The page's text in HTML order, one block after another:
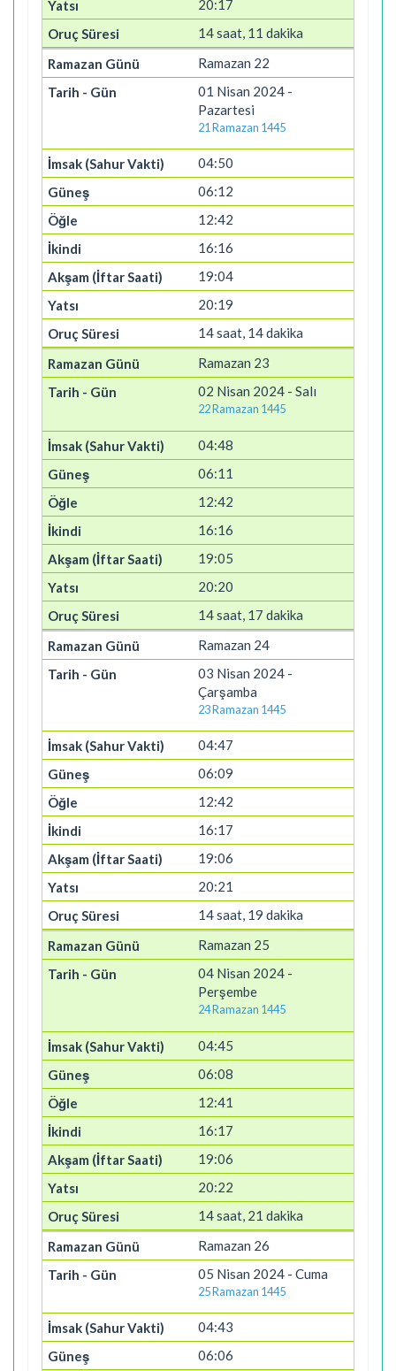
20:17
14 saat, 11 dakika
Ramazan 22
01 Nisan 2024 -
Pazartesi
21 Ramazan 1445
04:50
06:12
12:42
16:16
19:04
20:19
14 saat, 14 dakika
Ramazan 23
02 Nisan 2024 - Salı
22 Ramazan 1445
04:48
06:11
12:42
16:16
19:05
20:20
14 saat, 17 dakika
Ramazan 24
03 Nisan 2024 -
Çarşamba
23 Ramazan 1445
04:47
06:09
12:42
16:17
19:06
20:21
14 saat, 19 dakika
Ramazan 25
04 Nisan 2024 -
Perşembe
24 Ramazan 1445
04:45
06:08
12:41
16:17
19:06
20:22
14 saat, 21 dakika
Ramazan 26
05 Nisan 2024 - Cuma
25 Ramazan 1445
04:43
06:06